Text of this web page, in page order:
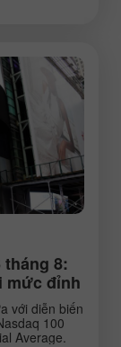
8:
mức đỉnh
với diễn biến
100
Average.